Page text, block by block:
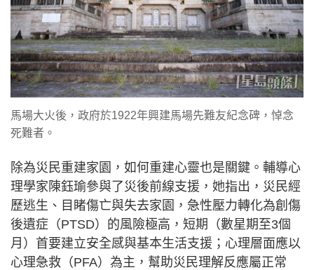
馬場大火後，政府於1922年興建馬場先難友紀念碑，悼念
死難者。
除為災民重建家園，如何重建心靈也是關鍵。輔導心
理學家陳鈺瑜參與了災後前線支援，她指出，災民經
歷逃生、目睹傷亡與失去家園，急性壓力轉化為創傷
後遺症（PTSD）的風險極高，短期（數星期至3個
月）首要建立安全感與基本生活支援；心理層面應以
心理急救（PFA）為主，幫助災民理解反應屬正常